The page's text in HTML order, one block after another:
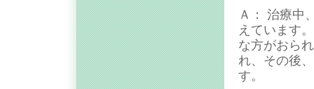
Ａ： 治療中
えています
な方がおら
れ、その後
す。